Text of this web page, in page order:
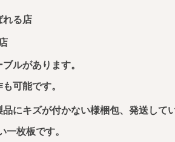
れる店
ルがあります。
可能です。
にキズが付かない様梱包、発送してい
一枚板です。